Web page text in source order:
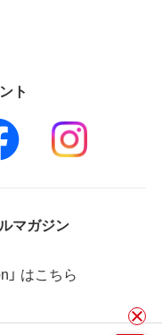
ト
マガジン
」 はこちら